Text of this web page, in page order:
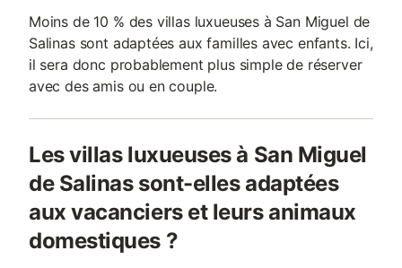
Moins de 10 % des villas luxueuses à San Miguel de
Salinas sont adaptées aux familles avec enfants. Ici,
il sera donc probablement plus simple de réserver
avec des amis ou en couple.
Les villas luxueuses à San Miguel
de Salinas sont-elles adaptées
aux vacanciers et leurs animaux
domestiques ?